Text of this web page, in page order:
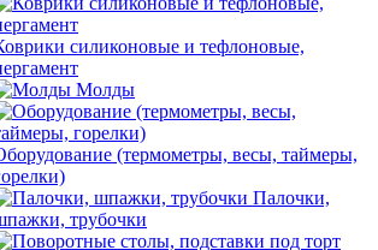
силиконовые и тефлоновые,
Молды
(термометры, весы, таймеры,
Палочки,
трубочки